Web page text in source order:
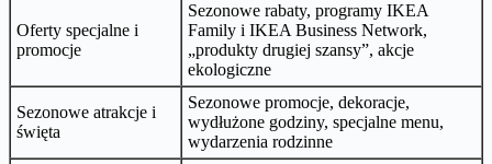
Oferty specjalne i
promocje
Sezonowe rabaty, programy IKEA
Family i IKEA Business Network,
„produkty drugiej szansy”, akcje
ekologiczne
Sezonowe atrakcje i
święta
Sezonowe promocje, dekoracje,
wydłużone godziny, specjalne menu,
wydarzenia rodzinne